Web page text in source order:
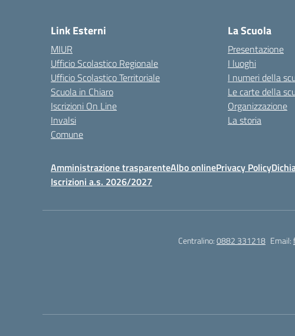
Link Esterni
MIUR
Ufficio Scolastico Regionale
Ufficio Scolastico Territoriale
Scuola in Chiaro
Iscrizioni On Line
Invalsi
Comune
La Scuola
Presentazione
I luoghi
I numeri della
Le carte della
Organizzazione
La storia
Amministrazione trasparenteAlbo onlinePrivacy Policy
Iscrizioni a.s. 2026/2027
Centralino:0882 331218 Email: